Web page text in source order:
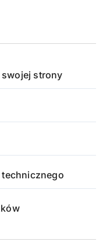
strony
technicznego